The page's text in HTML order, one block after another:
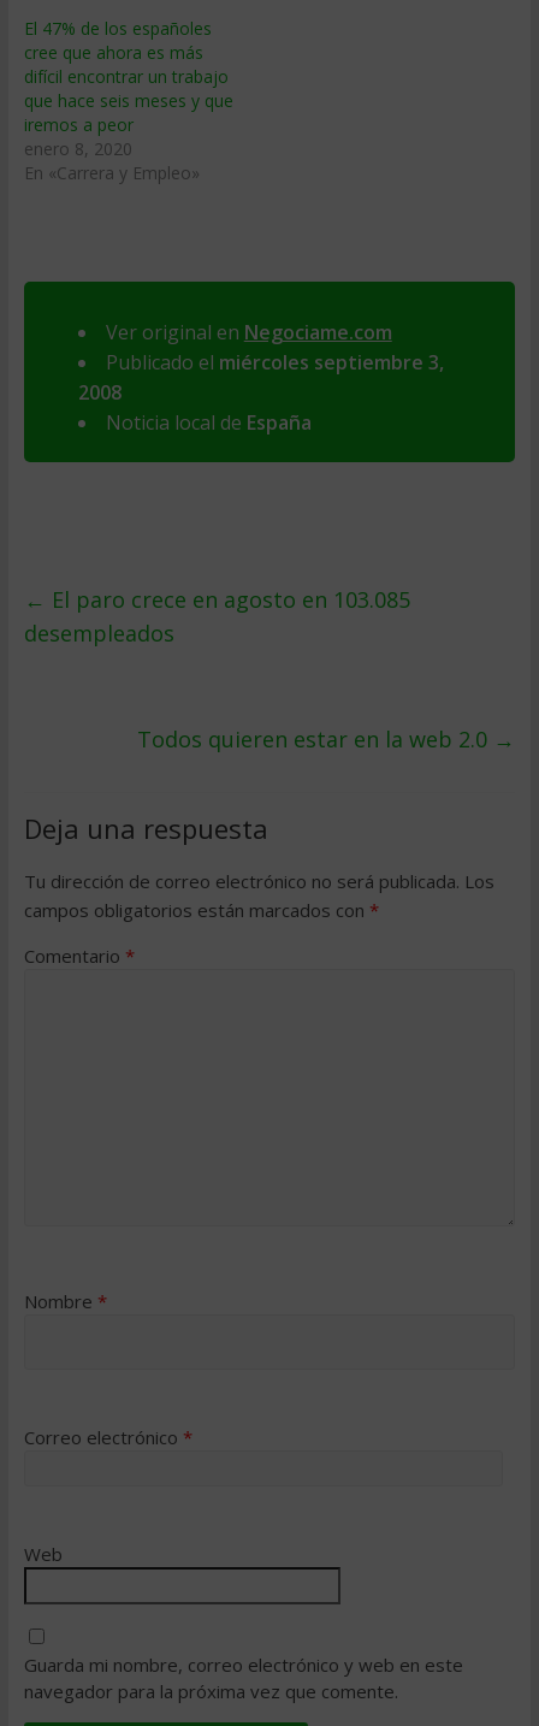
El 47% de los españoles
cree que ahora es más
difícil encontrar un trabajo
que hace seis meses y que
iremos a peor
enero 8, 2020
En «Carrera y Empleo»
Ver original en Negociame.com
Publicado el miércoles septiembre 3,
2008
Noticia local de España
← El paro crece en agosto en 103.085
desempleados
Todos quieren estar en la web 2.0 →
Deja una respuesta
Tu dirección de correo electrónico no será publicada. Los
campos obligatorios están marcados con *
Comentario *
Nombre *
Correo electrónico *
Web
Guarda mi nombre, correo electrónico y web en este
navegador para la próxima vez que comente.